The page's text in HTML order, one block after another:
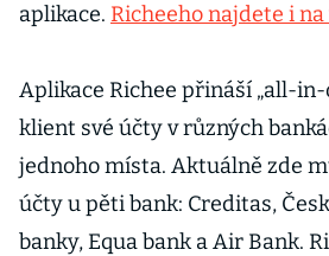
aplikace. Richeeho najdete i
Aplikace Richee přináší „all-in-
klient své účty v různých
jednoho místa. Aktuálně zde
účty u pěti bank: Creditas,
banky, Equa bank a Air Bank.